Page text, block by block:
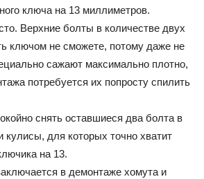
ключа на 13 миллиметров.
Верхние болты в количестве двух
ключом не сможете, потому даже не
сажают максимально плотно,
потребуется их попросту спилить
снять оставшиеся два болта в
кулисы, для которых точно хватит
на 13.
в демонтаже хомута и